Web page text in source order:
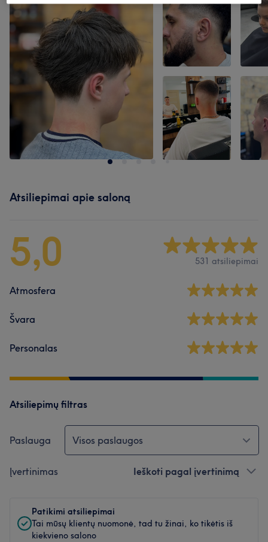
Atsiliepimai apie saloną
5,0 531 atsiliepimai
Atmosfera
Švara
Personalas
Atsiliepimų filtras
Paslauga Visos paslaugos
Įvertinimas Ieškoti pagal įvertinimą
Patikimi atsiliepimai
Tai mūsų klientų nuomonė, tad tu žinai, ko tikėtis iš
kiekvieno salono